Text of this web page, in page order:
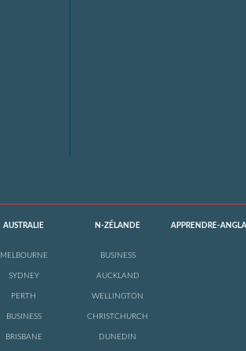
AUSTRALIE
MELBOURNE
SYDNEY
PERTH
BUSINESS
BRISBANE
N-ZÉLANDE
BUSINESS
AUCKLAND
WELLINGTON
CHRISTCHURCH
DUNEDIN
APPRENDRE-